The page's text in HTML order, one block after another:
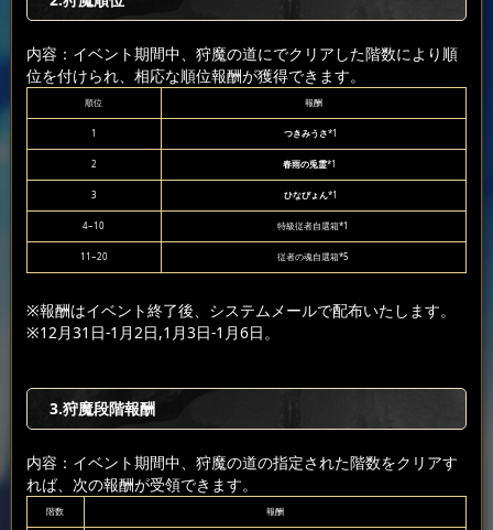
内容：イベント期間中、狩魔の道にでクリアした階数により順
位を付けられ、相応な順位報酬が獲得できます。
順位 報酬
1 つきみうさ*1
2 春雨の兎霊*1
3 ひなぴょん*1
4~10 特級従者自選箱*1
11~20 従者の魂自選箱*5
※報酬はイベント終了後、システムメールで配布いたします。
※12月31日-1月2日,1月3日-1月6日。
3.狩魔段階報酬
内容：イベント期間中、狩魔の道の指定された階数をクリアす
れば、次の報酬が受領できます。
階数 報酬